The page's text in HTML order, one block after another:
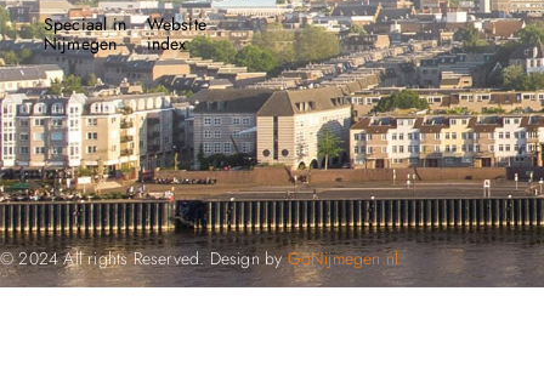
Speciaal in
Nijmegen
Website
index
© 2024 All rights Reserved. Design byGoNijmegen.nl